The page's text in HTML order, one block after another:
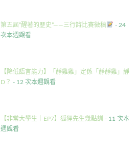
第五屆”醒著的歷史”——三行詩比賽徵稿
- 24
次本週觀看
【降低語言能力】「靜雞雞」定係「靜靜雞」靜
D？ - 12 次本週觀看
【非常大學生｜EP7】狐狸先生幾點訓 - 11 次本
週觀看